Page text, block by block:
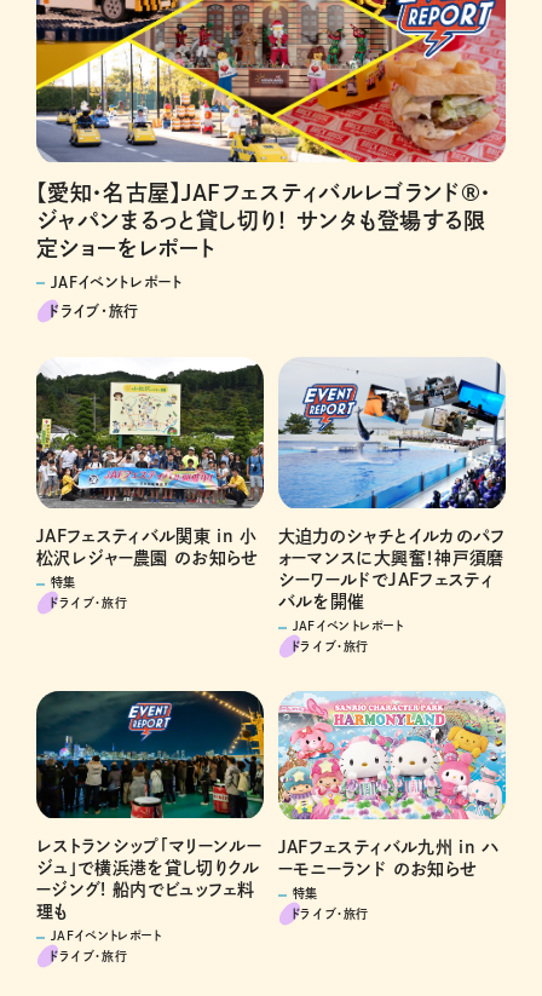
【愛知・名古屋】JAFフェスティバルレゴランド®・
ジャパンまるっと貸し切り！ サンタも登場する限
定ショーをレポート
JAFイベントレポート
ドライブ･旅行
JAFフェスティバル関東 in 小
松沢レジャー農園 のお知らせ
特集
ドライブ･旅行
大迫力のシャチとイルカのパフ
ォーマンスに大興奮！神戸須磨
シーワールドでJAFフェスティ
バルを開催
JAFイベントレポート
ドライブ･旅行
レストランシップ「マリーンルー
ジュ」で横浜港を貸し切りクル
ージング! 船内でビュッフェ料
理も
JAFイベントレポート
ドライブ･旅行
JAFフェスティバル九州 in ハ
ーモニーランド のお知らせ
特集
ドライブ･旅行